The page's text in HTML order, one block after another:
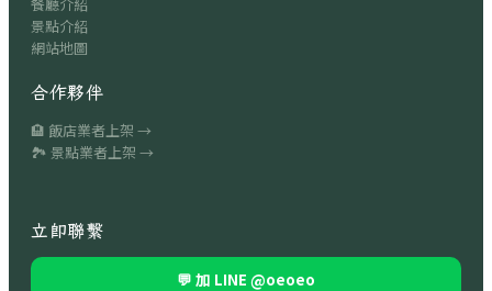
景點介紹
網站地圖
合作夥伴
🏨 飯店業者上架 →
🏞 景點業者上架 →
立即聯繫
💬 加 LINE @oeoeo